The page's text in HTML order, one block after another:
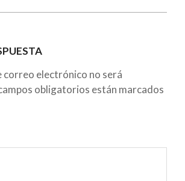
correo electrónico no será
obligatorios están marcados